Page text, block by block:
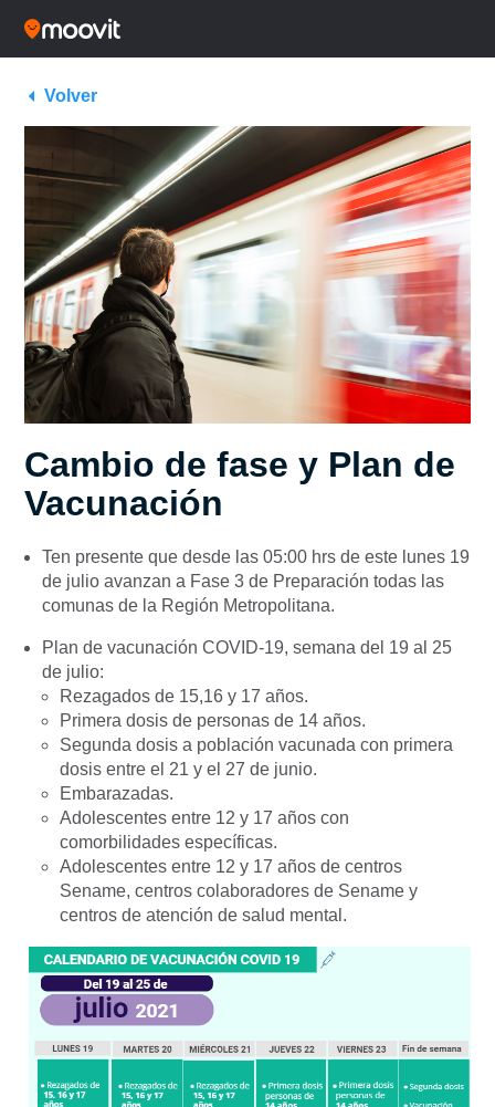
Volver
Cambio de fase y Plan de
Vacunación
Ten presente que desde las 05:00 hrs de este lunes 19
de julio avanzan a Fase 3 de Preparación todas las
comunas de la Región Metropolitana.
Plan de vacunación COVID-19, semana del 19 al 25
de julio:
Rezagados de 15,16 y 17 años.
Primera dosis de personas de 14 años.
Segunda dosis a población vacunada con primera
dosis entre el 21 y el 27 de junio.
Embarazadas.
Adolescentes entre 12 y 17 años con
comorbilidades específicas.
Adolescentes entre 12 y 17 años de centros
Sename, centros colaboradores de Sename y
centros de atención de salud mental.